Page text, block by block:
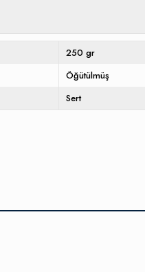
250 gr
Öğütülmüş
Sert